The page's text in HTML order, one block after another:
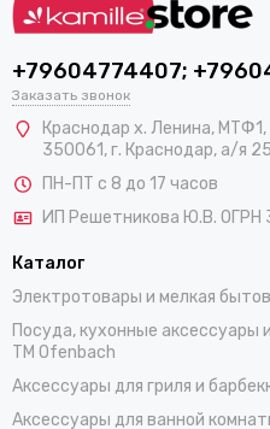
+79604774407;
Заказать звонок
Краснодар х. Ленина,
350061, г. Краснодар, а/я
ПН-ПТ с 8 до 17 часов
ИП Решетникова Ю.В. ОГРН
Каталог
Электротовары и мелкая
Посуда, кухонные аксессуары
TM Ofenbach
Аксессуары для гриля и
Аксессуары для ванной